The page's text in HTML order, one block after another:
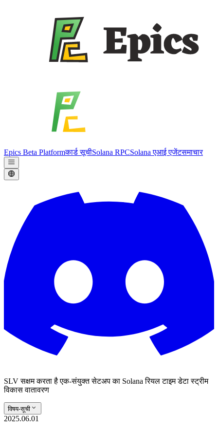
Epics Beta Platformकार्ड सूचीSolana RPCSolana एआई एजेंटसमाचार
SLV सक्षम करता है एक-संयुक्त सेटअप का Solana रियल टाइम डेटा स्ट्रीम
विकास वातावरण
विषय-सूची
2025.06.01